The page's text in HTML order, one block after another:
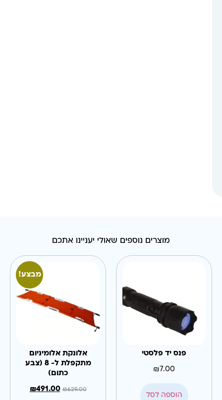
מוצרים נוספים שאולי יעניינו אתכם
פנס יד פלסטי
₪ 7.00
הוספה לסל
מבצע!
אלונקת אלומיניום
מתקפלת ל- 8 (צבע
כתום)
₪629.00
₪491.00